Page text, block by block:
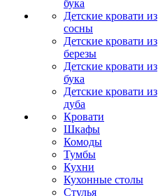
бука
Детские кровати из
сосны
Детские кровати из
березы
Детские кровати из
бука
Детские кровати из
дуба
Кровати
Шкафы
Комоды
Тумбы
Кухни
Кухонные столы
Стулья